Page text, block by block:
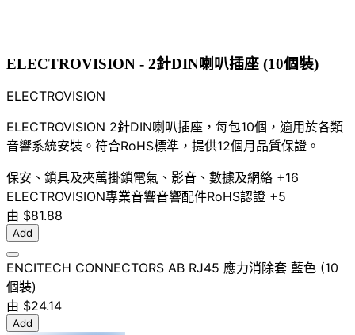
ELECTROVISION - 2針DIN喇叭插座 (10個裝)
ELECTROVISION
ELECTROVISION 2針DIN喇叭插座，每包10個，適用於各類
音響系統安裝。符合RoHS標準，提供12個月品質保證。
保安、鎖具及夾萬掛鎖電氣、影音、數據及網絡 +16
ELECTROVISION專業音響音響配件RoHS認證 +5
由 $81.88
Add
ENCITECH CONNECTORS AB RJ45 應力消除套 藍色 (10
個裝)
由 $24.14
Add